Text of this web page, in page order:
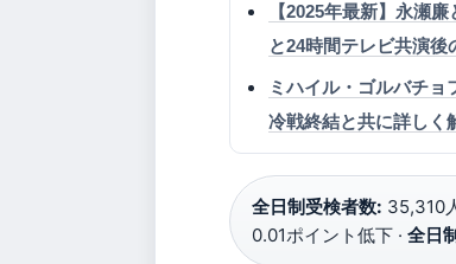
【2025年最新】永瀬
と24時間テレビ共演後
ミハイル・ゴルバチ
冷戦終結と共に詳しく
全日制受検者数: 35,310
0.01ポイント低下 · 全日